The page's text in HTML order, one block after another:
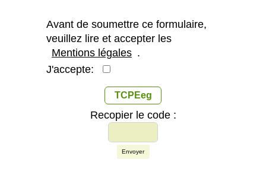
Avant de soumettre ce formulaire,
veuillez lire et accepter les
Mentions légales .
J'accepte:
TCPEeg
Recopier le code :
Envoyer